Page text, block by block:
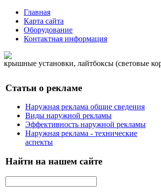
Главная
Карта сайта
Оборудование
Контактная информация
крышные установки, лайтбоксы (световые
Статьи о рекламе
Наружная реклама общие сведения
Виды наружной рекламы
Эффективность наружной рекламы
Наружная реклама - технические
аспекты
Найти на нашем сайте